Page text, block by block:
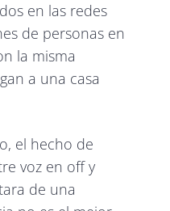
en las redes
de personas en
la misma
a una casa
el hecho de
voz en off y
de una